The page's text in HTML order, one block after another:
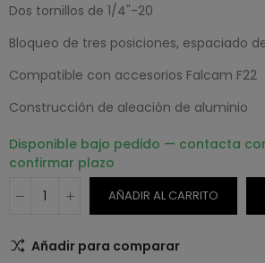
Dos tornillos de 1/4"-20
Bloqueo de tres posiciones, espaciado
Compatible con accesorios Falcam F22
Construcción de aleación de aluminio
Disponible bajo pedido — contacta
confirmar plazo
AÑADIR AL CARRITO
Añadir para comparar